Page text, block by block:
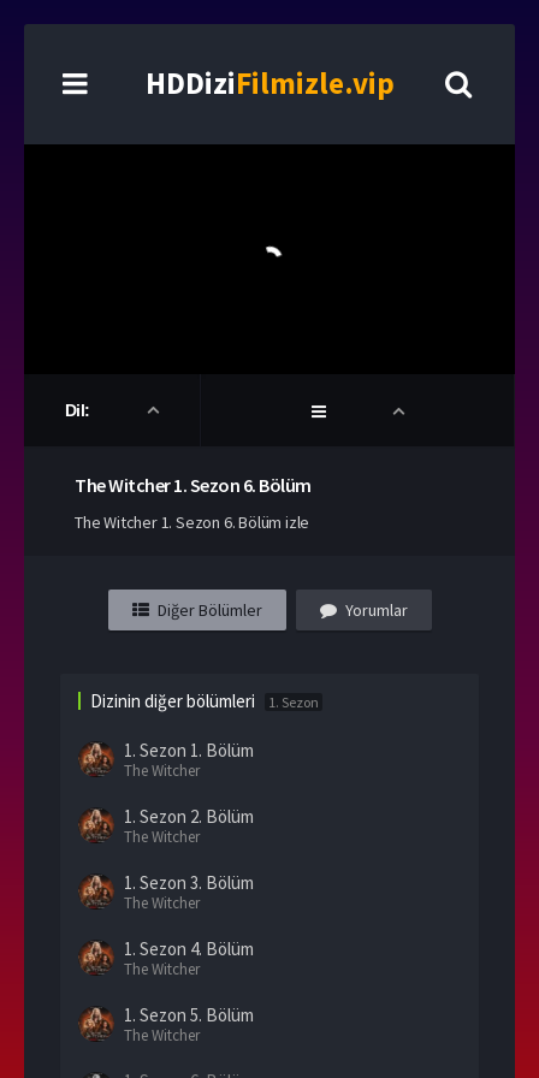
HDDiziFilmizle.vip
Dil:
The Witcher1. Sezon 6. Bölüm
The Witcher 1. Sezon 6. Bölüm izle
Diğer Bölümler Yorumlar
Dizinin diğer bölümleri 1. Sezon
1. Sezon 1. Bölüm
The Witcher
1. Sezon 2. Bölüm
The Witcher
1. Sezon 3. Bölüm
The Witcher
1. Sezon 4. Bölüm
The Witcher
1. Sezon 5. Bölüm
The Witcher